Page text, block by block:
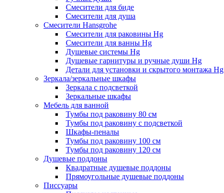
Смесители для биде
Смесители для душа
Смесители Hansgrohe
Смесители для раковины Hg
Смесители для ванны Hg
Душевые системы Hg
Душевые гарнитуры и ручные души Hg
Детали для установки и скрытого монтажа Hg
Зеркала/зеркальные шкафы
Зеркала с подсветкой
Зеркальные шкафы
Мебель для ванной
Тумбы под раковину 80 см
Тумбы под раковину с подсветкой
Шкафы-пеналы
Тумбы под раковину 100 см
Тумбы под раковину 120 см
Душевые поддоны
Квадратные душевые поддоны
Прямоугольные душевые поддоны
Писсуары